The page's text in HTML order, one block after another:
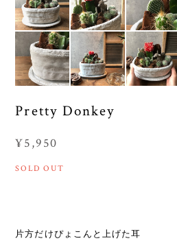
Pretty Donkey
¥5,950
SOLD OUT
片方だけぴょこんと上げた耳